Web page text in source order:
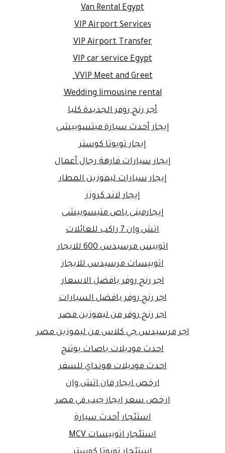
Van Rental Egypt
VIP Airport Services
VIP Airport Transfer
VIP car service Egypt
VVIP Meet and Greet.
Wedding limousine rental
أجر رنج روفر الجديدة كليا
إيجار أحدث سيارة ميتسوبيشى
إيجار تويوتا كوستر
إيجار سيارات فارهة رجال أعمال
إيجار سيارات ليموزين المطار
إيجار لاند كروزر
إيجارمينى باص متيسوبيشى
اتش وان 7 راكب للعائلات
اتوبيس مرسيدس 600 للايجار
اتوبيسات مرسيدس للايجار
اجر رنج روفر بافضل الاسعار
اجر رنج روفر بافضل السيارات
اجر رنج روفر من ليموزين مصر
اجر مرسيدس جي كلاس من ليموزين مصر
احدث موديلات باصات يوتنج
احدث موديلات هونداي للسفر
ارخص ايجار فان اتش وان
ارخص سعر ايجار جيب في مصر
استئجار أحدث سيارة
استئجار اتوبيسات MCV